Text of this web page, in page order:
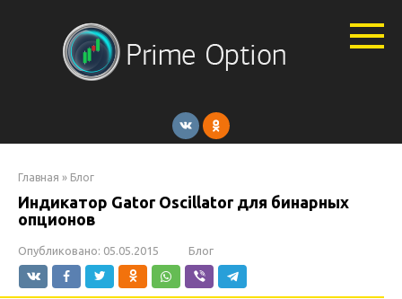
Главная » Блог
Индикатор Gator Oscillator для бинарных
опционов
Опубликовано: 05.05.2015 Блог